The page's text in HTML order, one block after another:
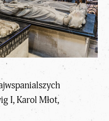
I, Karol Młot,